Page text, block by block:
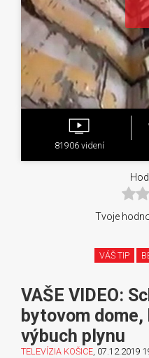
81906videní
Tvoje
VÁŠ TIP
VAŠE VIDEO:
bytovom dome,
výbuch plynu
TELEVÍZIA KOŠICE, 07.12.2019